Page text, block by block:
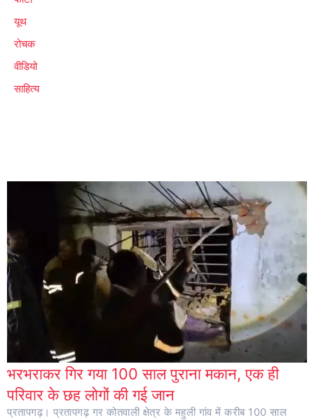
यूथ
रोचक
वीडियो
साहित्य
भरभराकर गिर गया 100 साल पुराना मकान, एक ही
परिवार के छह लोगों की गई जान
प्रतापगढ़। प्रतापगढ़ गर कोतवाली क्षेत्र के महुली गांव में करीब 100 साल